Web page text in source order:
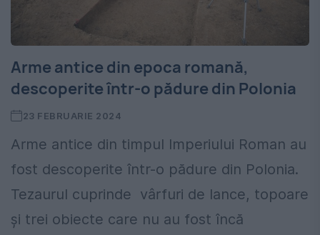
Arme antice din epoca romană,
descoperite într-o pădure din Polonia
23 FEBRUARIE 2024
Arme antice din timpul Imperiului Roman au
fost descoperite într-o pădure din Polonia.
Tezaurul cuprinde vârfuri de lance, topoare
și trei obiecte care nu au fost încă